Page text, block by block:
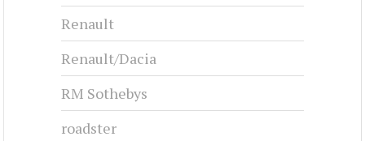
Renault
Renault/Dacia
RM Sothebys
roadster